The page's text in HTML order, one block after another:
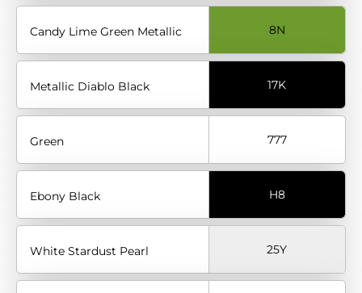
Candy Lime Green Metallic 8N
Metallic Diablo Black 17K
Green 777
Ebony Black H8
White Stardust Pearl 25Y